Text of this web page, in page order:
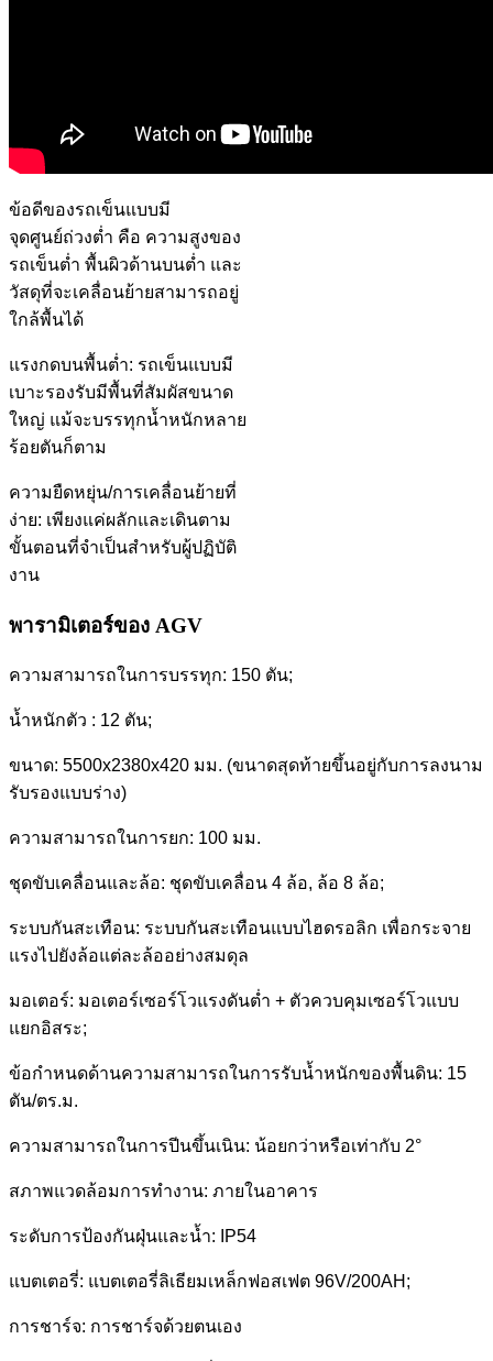
ข้อดีของรถเข็นแบบมี
จุดศูนย์ถ่วงต่ำ คือ ความสูงของ
รถเข็นต่ำ พื้นผิวด้านบนต่ำ และ
วัสดุที่จะเคลื่อนย้ายสามารถอยู่
ใกล้พื้นได้
แรงกดบนพื้นต่ำ: รถเข็นแบบมี
เบาะรองรับมีพื้นที่สัมผัสขนาด
ใหญ่ แม้จะบรรทุกน้ำหนักหลาย
ร้อยตันก็ตาม
ความยืดหยุ่น/การเคลื่อนย้ายที่
ง่าย: เพียงแค่ผลักและเดินตาม
ขั้นตอนที่จำเป็นสำหรับผู้ปฏิบัติ
งาน
พารามิเตอร์ของ AGV
ความสามารถในการบรรทุก: 150 ตัน;
น้ำหนักตัว : 12 ตัน;
ขนาด: 5500x2380x420 มม. (ขนาดสุดท้ายขึ้นอยู่กับการลงนาม
รับรองแบบร่าง)
ความสามารถในการยก: 100 มม.
ชุดขับเคลื่อนและล้อ: ชุดขับเคลื่อน 4 ล้อ, ล้อ 8 ล้อ;
ระบบกันสะเทือน: ระบบกันสะเทือนแบบไฮดรอลิก เพื่อกระจาย
แรงไปยังล้อแต่ละล้ออย่างสมดุล
มอเตอร์: มอเตอร์เซอร์โวแรงดันต่ำ + ตัวควบคุมเซอร์โวแบบ
แยกอิสระ;
ข้อกำหนดด้านความสามารถในการรับน้ำหนักของพื้นดิน: 15
ตัน/ตร.ม.
ความสามารถในการปีนขึ้นเนิน: น้อยกว่าหรือเท่ากับ 2°
สภาพแวดล้อมการทำงาน: ภายในอาคาร
ระดับการป้องกันฝุ่นและน้ำ: IP54
แบตเตอรี่: แบตเตอรี่ลิเธียมเหล็กฟอสเฟต 96V/200AH;
การชาร์จ: การชาร์จด้วยตนเอง